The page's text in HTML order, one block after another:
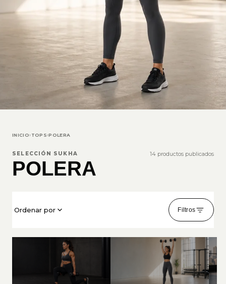
INICIO›TOPS›POLERA
SELECCIÓN SUKHA
POLERA
14 productos publicados
Ordenar por Filtros